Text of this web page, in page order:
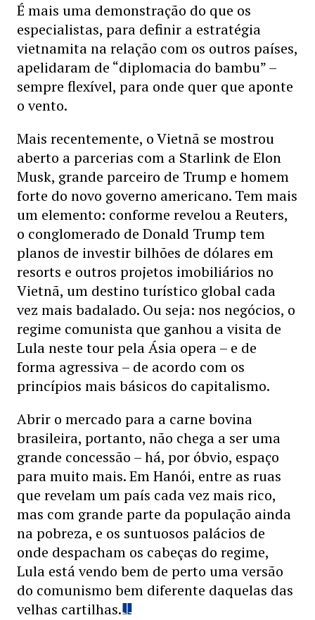
É mais uma demonstração do que os
especialistas, para definir a estratégia
vietnamita na relação com os outros países,
apelidaram de “diplomacia do bambu” –
sempre flexível, para onde quer que aponte
o vento.
Mais recentemente, o Vietnã se mostrou
aberto a parcerias com a Starlink de Elon
Musk, grande parceiro de Trump e homem
forte do novo governo americano. Tem mais
um elemento: conforme revelou a Reuters,
o conglomerado de Donald Trump tem
planos de investir bilhões de dólares em
resorts e outros projetos imobiliários no
Vietnã, um destino turístico global cada
vez mais badalado. Ou seja: nos negócios, o
regime comunista que ganhou a visita de
Lula neste tour pela Ásia opera – e de
forma agressiva – de acordo com os
princípios mais básicos do capitalismo.
Abrir o mercado para a carne bovina
brasileira, portanto, não chega a ser uma
grande concessão – há, por óbvio, espaço
para muito mais. Em Hanói, entre as ruas
que revelam um país cada vez mais rico,
mas com grande parte da população ainda
na pobreza, e os suntuosos palácios de
onde despacham os cabeças do regime,
Lula está vendo bem de perto uma versão
do comunismo bem diferente daquelas das
velhas cartilhas.